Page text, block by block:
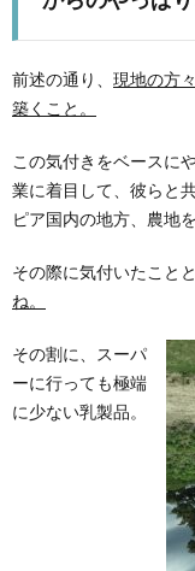
前述の通り、 現地の方
築くこと。
この気付きをベースに
業に着目して、彼らと
ピア国内の地方、農地
その際に気付いたことと
ね。
その割に、スーパ
ーに行っても極端
に少ない乳製品。